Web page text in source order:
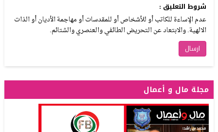
شروط التعليق :
عدم الإساءة للكاتب أو للأشخاص أو للمقدسات أو مهاجمة الأديان أو الذات
الالهية. والابتعاد عن التحريض الطائفي والعنصري والشتائم.
مجلة مال و أعمال